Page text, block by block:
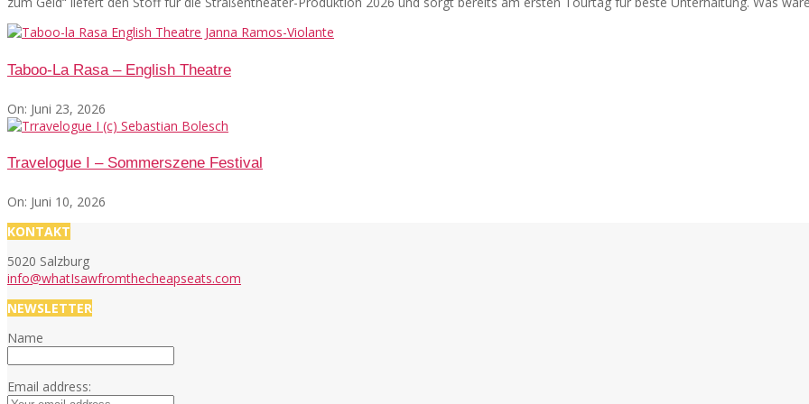
Taboo-La Rasa – English Theatre
On: Juni 23, 2026
Travelogue I – Sommerszene Festival
On: Juni 10, 2026
KONTAKT
5020 Salzburg
info@whatIsawfromthecheapseats.com
NEWSLETTER
Name
Email address: